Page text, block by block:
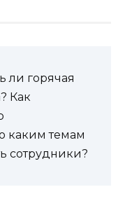
ли горячая
Как
каким темам
сотрудники?